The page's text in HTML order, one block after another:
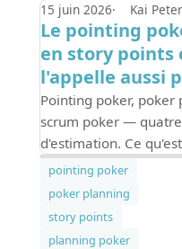
15 juin 2026 Kai
Le pointing
en story points
l'appelle aussi
Pointing poker, poker
scrum poker —
d'estimation. Ce
comment fonctionne
comment en faire
pointing poker
poker planning
story points
planning poker